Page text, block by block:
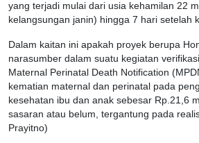
yang terjadi mulai dari usia kehamilan 22
kelangsungan janin) hingga 7 hari setelah
Dalam kaitan ini apakah proyek berupa
narasumber dalam suatu kegiatan
Maternal Perinatal Death Notification
kematian maternal dan perinatal pada
kesehatan ibu dan anak sebesar Rp.21,6
sasaran atau belum, tergantung pada
Prayitno)